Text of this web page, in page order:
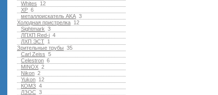
12
Whites
6
XP
3
металлоискатель AKA
12
Холодная пристрелка
3
Sightmark
4
ЛПХП Red-i
1
ЛХП ЭСТ
35
Зрительные трубы
5
Carl Zeiss
6
Celestron
2
MINOX
2
Nikon
12
Yukon
4
КОМЗ
3
ЛЗОС